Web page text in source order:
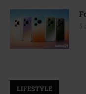
5
LIFESTYLE